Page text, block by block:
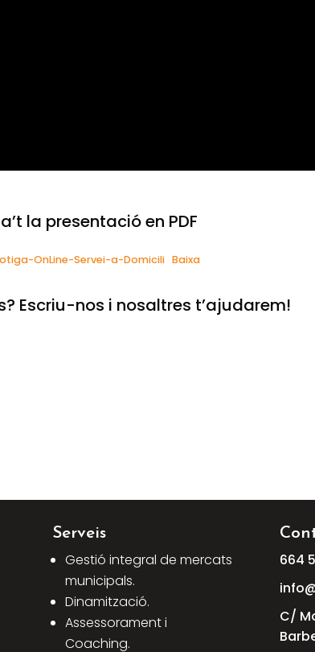
la presentació en PDF
OnLine-Servei-a-Domicili Baixa
Escriu-nos i nosaltres t’ajudarem!
Serveis
Gestió integral de mercats
municipals.
Dinamització.
Assessorament i
Coaching.
664
C/